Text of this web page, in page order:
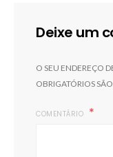
Deixe um
O SEU ENDEREÇO
OBRIGATÓRIOS
COMENTÁRIO